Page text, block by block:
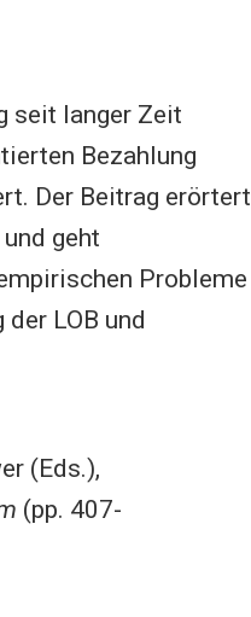
seit langer Zeit
Bezahlung
Der Beitrag erörtert
geht
Probleme
LOB und
(Eds.),
(pp. 407-